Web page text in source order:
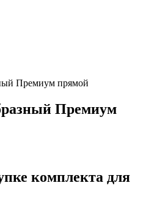
Премиум прямой
Премиум
комплекта для